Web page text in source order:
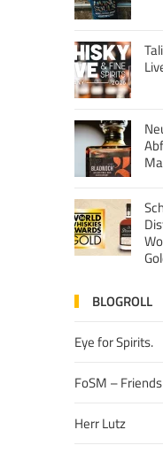
BLOGROLL
Eye for Spirits.
FoSM –
Herr Lutz